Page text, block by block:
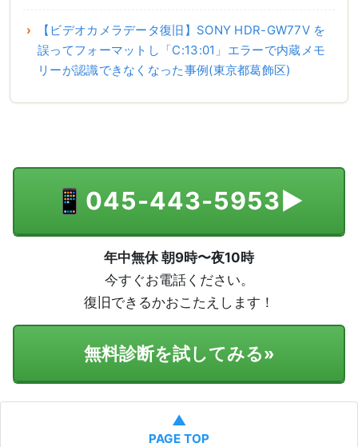
【ビデオカメラデータ復旧】SONY HDR-GW77V を
誤ってフォーマットし「C:13:01」エラーで内蔵メモ
リーが認識できなくなった事例(東京都葛飾区)
📱 045-443-5953▶
年中無休 朝9時〜夜10時
今すぐお電話ください。
復旧できるかおこたえします！
無料診断を試してみる»
▲
PAGE TOP